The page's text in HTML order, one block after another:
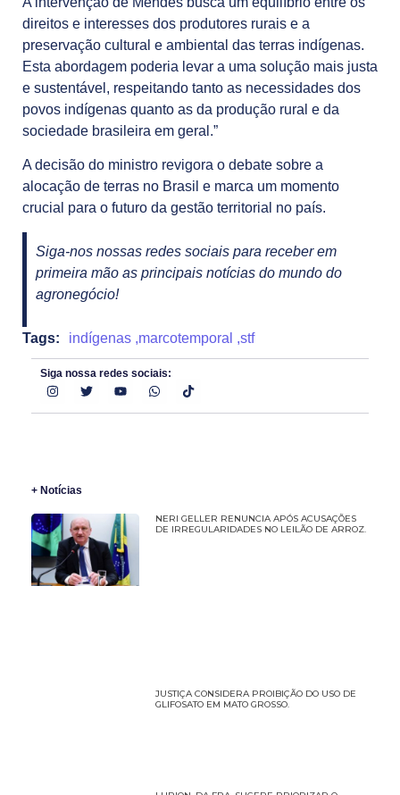
direitos e interesses dos produtores rurais e a
preservação cultural e ambiental das terras indígenas.
Esta abordagem poderia levar a uma solução mais justa
e sustentável, respeitando tanto as necessidades dos
povos indígenas quanto as da produção rural e da
sociedade brasileira em geral.”
A decisão do ministro revigora o debate sobre a
alocação de terras no Brasil e marca um momento
crucial para o futuro da gestão territorial no país.
Siga-nos nossas redes sociais para receber em
primeira mão as principais notícias do mundo do
agronegócio!
Tags: indígenas ,marcotemporal ,stf
Siga nossa redes sociais:
+ Notícias
NERI GELLER RENUNCIA APÓS ACUSAÇÕES
DE IRREGULARIDADES NO LEILÃO DE ARROZ.
JUSTIÇA CONSIDERA PROIBIÇÃO DO USO DE
GLIFOSATO EM MATO GROSSO.